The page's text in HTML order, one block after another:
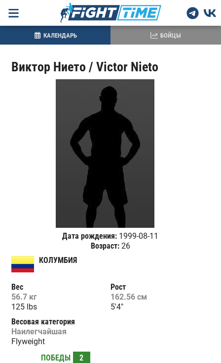
Виктор Нието / Victor Nieto
Дата рождения: 1999-08-11
Возраст:26
КОЛУМБИЯ
Вес
56.7 кг
125 lbs
Рост
162.56 см
5'4"
Весовая категория
Наилегчайшая
Flyweight
ПОБЕДЫ
2
КАЛЕНДАРЬ БОЙЦЫ